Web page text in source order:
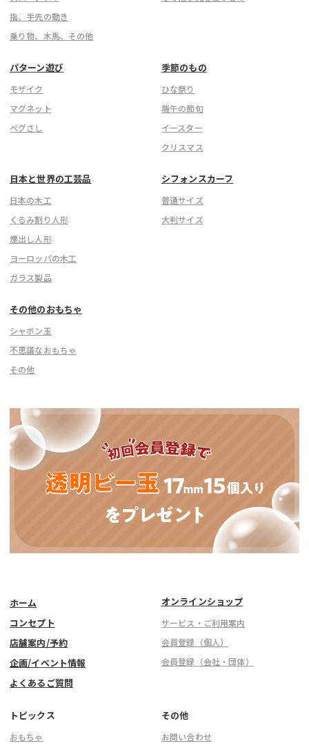
指、手先の動き
乗り物、木馬、その他
パターン遊び
モザイク
マグネット
ぺグさし
季節のもの
ひな祭り
端午の節句
イースター
クリスマス
日本と世界の工芸品
日本の木工
くるみ割り人形
煙出し人形
ヨーロッパの木工
ガラス製品
シフォンスカーフ
普通サイズ
大判サイズ
その他のおもちゃ
シャボン玉
不思議なおもちゃ
その他
ホーム
コンセプト
店舗案内/予約
企画/イベント情報
よくあるご質問
オンラインショップ
サービス・ご利用案内
会員登録（個人）
会員登録（会社・団体）
トピックス
おもちゃ
その他
お問い合わせ